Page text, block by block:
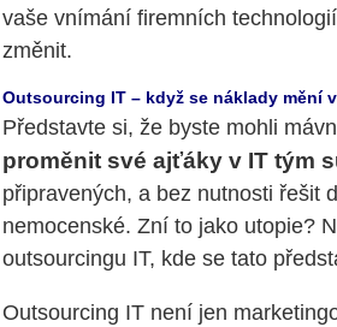
vaše vnímání firemních
změnit.
Outsourcing IT – když se náklady mění
Představte si, že byste mohli
proměnit své ajťáky v IT tým
připravených, a bez nutnosti řešit
nemocenské. Zní to jako utopie?
outsourcingu IT, kde se tato
Outsourcing IT není jen